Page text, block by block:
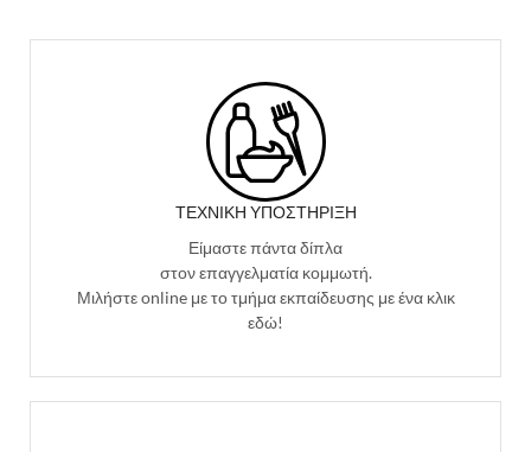
ΤΕΧΝΙΚΉ ΥΠΟΣΤΉΡΙΞΗ
Είμαστε πάντα δίπλα
στον επαγγελματία κομμωτή.
Μιλήστε online με το τμήμα εκπαίδευσης με ένα κλικ
εδώ!